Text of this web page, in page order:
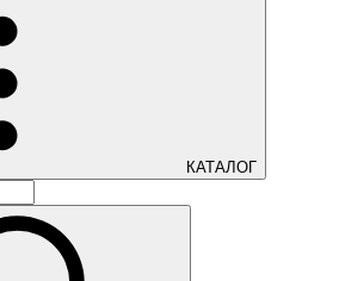
КАТАЛОГ